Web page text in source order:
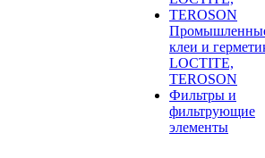
клеи и
LOCTITE,
TEROSON
Фильтры и
фильтрующие
элементы